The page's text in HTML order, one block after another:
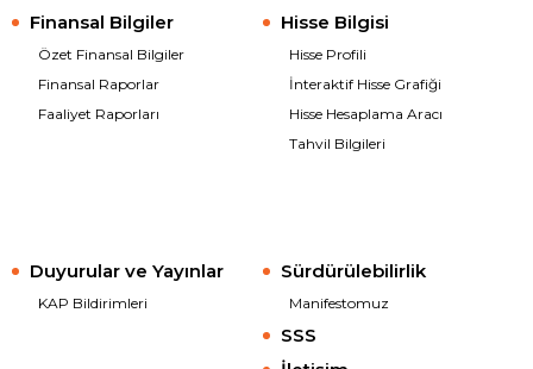
Finansal Bilgiler
Özet Finansal Bilgiler
Finansal Raporlar
Faaliyet Raporları
Hisse Bilgisi
Hisse Profili
İnteraktif Hisse Grafiği
Hisse Hesaplama Aracı
Tahvil Bilgileri
Duyurular ve Yayınlar
KAP Bildirimleri
Sürdürülebilirlik
Manifestomuz
SSS